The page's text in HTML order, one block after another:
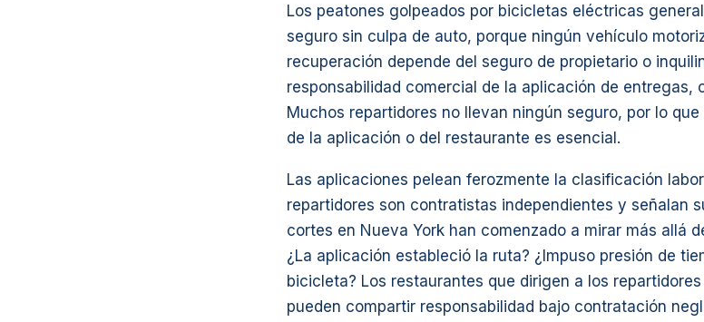
Los peatones golpeados por bicicletas eléctricas
seguro sin culpa de auto, porque ningún vehículo
recuperación depende del seguro de propietario o
responsabilidad comercial de la aplicación de entregas,
Muchos repartidores no llevan ningún seguro, por lo
de la aplicación o del restaurante es esencial.
Las aplicaciones pelean ferozmente la clasificación
repartidores son contratistas independientes y señalan
cortes en Nueva York han comenzado a mirar más allá
¿La aplicación estableció la ruta? ¿Impuso presión de
bicicleta? Los restaurantes que dirigen a los
pueden compartir responsabilidad bajo contratación